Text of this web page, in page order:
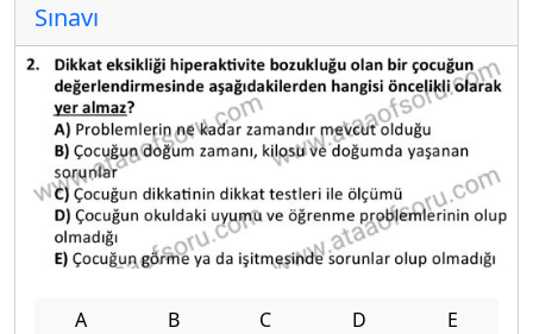
Sınavı
A B C D E